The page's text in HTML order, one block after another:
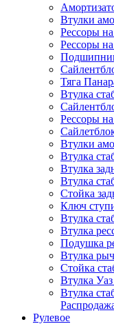
Втулки
Рессоры
Рессоры
Тяга
Втулка
Рессоры
Втулки
Втулка
Втулка
Втулка
Стойка
Ключ
Втулка
Втулка
Подушка
Втулка
Стойка
Втулка
Втулка
Рулевое